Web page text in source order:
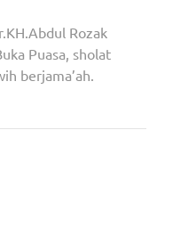
Rozak
Puasa, sholat
berjama’ah.